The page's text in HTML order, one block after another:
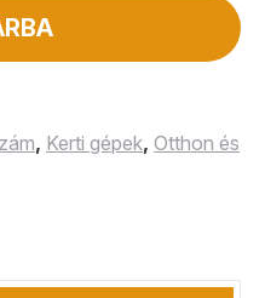
, Kerti gépek, Otthon és